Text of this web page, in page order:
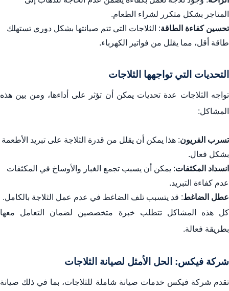
التقنيات المستخدمة في صيانة الثلاجات
ضمانات شركة فيكس
مزايا الاختيار لشركة فيكس
تجارب العملاء مع شركة فيكس
المتاجر بشكل متكرر لشراء الطعام.
تحسين كفاءة الطاقة: الثلاجات التي تتم صيانتها بشكل دوري تستهلك
طاقة أقل، مما يقلل من فواتير الكهرباء.
التحديات التي تواجهها الثلاجات
تواجه الثلاجات عدة تحديات يمكن أن تؤثر على أداءها، ومن بين هذه
المشاكل:
تسرب الفريون: هذا يمكن أن يقلل من قدرة الثلاجة على تبريد الأطعمة
بشكل فعال.
انسداد المكثفات: يمكن أن يسبب تجمع الغبار والأوساخ في المكثفات
عدم كفاءة التبريد.
عطل الضاغط: قد يتسبب تلف الضاغط في عدم عمل الثلاجة بالكامل.
كل هذه المشاكل تتطلب خبرة متخصصين لضمان التعامل معها
بطريقة فعالة.
شركة فيكس: الحل الأمثل لصيانة الثلاجات
تقدم شركة فيكس خدمات صيانة شاملة للثلاجات، بما في ذلك صيانة